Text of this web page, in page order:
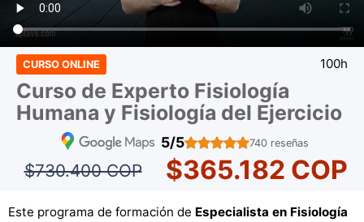
CURSO ONLINE 100h
Curso de Experto Fisiología
Humana y Fisiología del Ejercicio
5/5 740 reseñas
$730.400 COP $365.182 COP
Este programa de formación de Especialista en Fisiología